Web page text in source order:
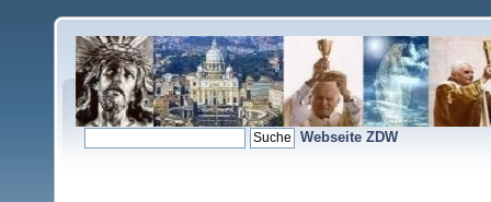
Webseite ZDW